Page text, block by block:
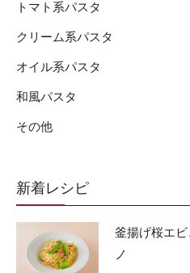
トマト系パスタ
クリーム系パスタ
オイル系パスタ
和風パスタ
その他
新着レシピ
釜揚げ桜エ
ノ